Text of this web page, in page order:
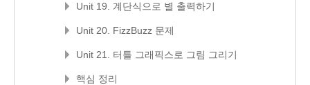
Unit 19. 계단식으로 별 출력하기
Unit 20. FizzBuzz 문제
Unit 21. 터틀 그래픽스로 그림 그리기
핵심 정리